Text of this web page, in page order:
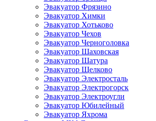
Эвакуатор Фрязино
Эвакуатор Химки
Эвакуатор Хотьково
Эвакуатор Чехов
Эвакуатор Черноголовка
Эвакуатор Шаховская
Эвакуатор Шатура
Эвакуатор Щелково
Эвакуатор Электросталь
Эвакуатор Электрогорск
Эвакуатор Электроугли
Эвакуатор Юбилейный
Эвакуатор Яхрома